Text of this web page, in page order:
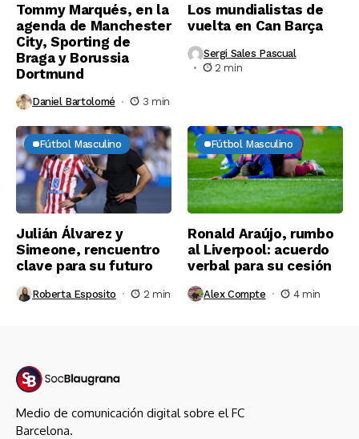
Tommy Marqués, en la
agenda de Manchester
City, Sporting de
Braga y Borussia
Dortmund
Daniel Bartolomé 3 min
Los mundialistas de
vuelta en Can Barça
Sergi Sales Pascual
2 min
Fútbol Masculino
Julián Álvarez y
Simeone, rencuentro
clave para su futuro
Roberta Esposito 2 min
Fútbol Masculino
Ronald Araújo, rumbo
al Liverpool: acuerdo
verbal para su cesión
Alex Compte 4 min
Medio de comunicación digital sobre el FC
Barcelona.